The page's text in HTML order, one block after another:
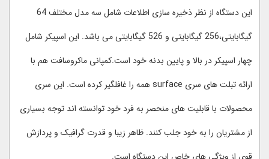
این دستگاه از نظر ذخیره سازی اطلاعات شامل سه مدل مختلف 64
گیگابایتی،256 گیگابایتی و 526 گیگابایتی می باشد. این اسپیکر شامل
چهار اسپیکر در بالا و پایین بدنه خود است.کمپانی ماکروسافت هم با
ارائه تبلت های سری surface همه را غافلگیر کرده است. این سری
محصولات با قابلیت های منحصر به فرد خود توانسته اند توجه بسیاری
از مشتریان را به خود جلب کنند. ظاهر زیبا و قدرت گرافیک و پردازش